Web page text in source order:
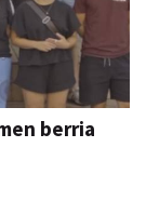
berria